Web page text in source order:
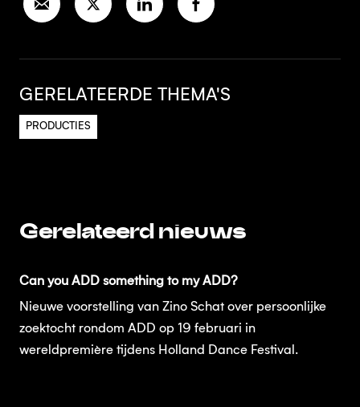
GERELATEERDE THEMA'S
PRODUCTIES
Gerelateerd nieuws
Can you ADD something to my ADD?
Nieuwe voorstelling van Zino Schat over persoonlijke
zoektocht rondom ADD op 19 februari in
wereldpremière tijdens Holland Dance Festival.